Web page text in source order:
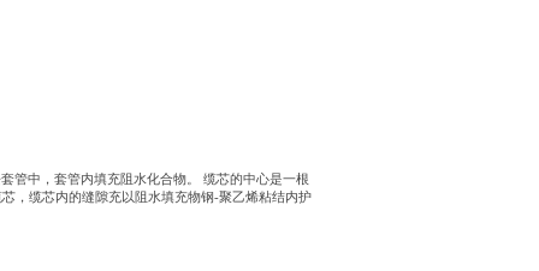
管中，套管内填充阻水化合物。 缆芯的中心是一根
，缆芯内的缝隙充以阻水填充物钢-聚乙烯粘结内护